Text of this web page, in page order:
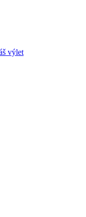
výlet